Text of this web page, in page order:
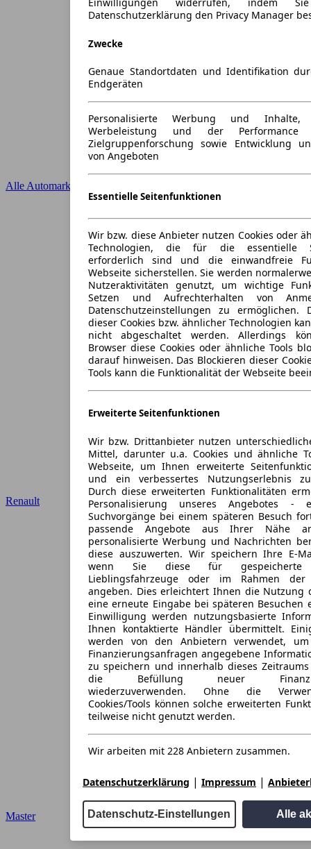
Einwilligungen widerrufen, indem
Datenschutzerklärung den Privacy Manager
Zwecke
Genaue Standortdaten und Identifikation
Endgeräten
Personalisierte Werbung und Inhalte,
Werbeleistung und der
Zielgruppenforschung sowie Entwicklung
von Angeboten
Essentielle Seitenfunktionen
Wir bzw. diese Anbieter nutzen Cookies oder
Technologien, die für die essentielle
erforderlich sind und die einwandfreie
Webseite sicherstellen. Sie werden
Nutzeraktivitäten genutzt, um wichtige
Setzen und Aufrechterhalten von
Datenschutzeinstellungen zu ermöglichen.
dieser Cookies bzw. ähnlicher Technologien
nicht abgeschaltet werden. Allerdings
Browser diese Cookies oder ähnliche Tools
darauf hinweisen. Das Blockieren dieser
Tools kann die Funktionalität der Webseite
Erweiterte Seitenfunktionen
Wir bzw. Drittanbieter nutzen
Mittel, darunter u.a. Cookies und ähnliche
Webseite, um Ihnen erweiterte
und ein verbessertes Nutzungserlebnis
Durch diese erweiterten Funktionalitäten
Personalisierung unseres Angebotes
Suchvorgänge bei einem späteren Besuch
passende Angebote aus Ihrer Nähe
personalisierte Werbung und Nachrichten
diese auszuwerten. Wir speichern Ihre E-
wenn Sie diese für gespeicherte
Lieblingsfahrzeuge oder im Rahmen der
angeben. Dies erleichtert Ihnen die Nutzung
eine erneute Eingabe bei späteren
Einwilligung werden nutzungsbasierte
Ihnen kontaktierte Händler übermittelt.
werden von den Anbietern verwendet,
Finanzierungsanfragen angegebene
zu speichern und innerhalb dieses
die Befüllung neuer
wiederzuverwenden. Ohne die
Cookies/Tools können solche erweiterten
teilweise nicht genutzt werden.
Wir arbeiten mit 228 Anbietern zusammen.
Datenschutzerklärung | Impressum |
Datenschutz-Einstellungen Alle
Alle Automarken
Renault
Master